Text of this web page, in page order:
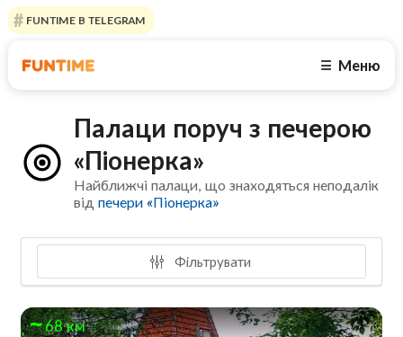
FUNTIME В TELEGRAM
☰ Меню
Палаци поруч з печерою
«Піонерка»
Найближчі палаци, що знаходяться неподалік
відпечери «Піонерка»
Фільтрувати
68 км